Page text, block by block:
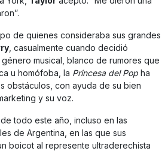
de quienes consideraba sus grandes
, casualmente cuando decidió
musical, blanco de rumores que
u homófoba, la Princesa del Pop ha
obstáculos, con ayuda de su bien
y su voz.
todo este año, incluso en las
de Argentina, en las que sus
boicot al represente ultraderechista